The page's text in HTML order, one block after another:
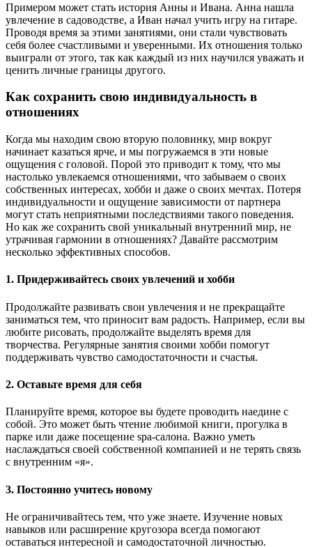
Примером может стать история Анны и Ивана. Анна нашла
увлечение в садоводстве, а Иван начал учить игру на гитаре.
Проводя время за этими занятиями, они стали чувствовать
себя более счастливыми и уверенными. Их отношения только
выиграли от этого, так как каждый из них научился уважать и
ценить личные границы другого.
Как сохранить свою индивидуальность в
отношениях
Когда мы находим свою вторую половинку, мир вокруг
начинает казаться ярче, и мы погружаемся в эти новые
ощущения с головой. Порой это приводит к тому, что мы
настолько увлекаемся отношениями, что забываем о своих
собственных интересах, хобби и даже о своих мечтах. Потеря
индивидуальности и ощущение зависимости от партнера
могут стать неприятными последствиями такого поведения.
Но как же сохранить свой уникальный внутренний мир, не
утрачивая гармонии в отношениях? Давайте рассмотрим
несколько эффективных способов.
1. Придерживайтесь своих увлечений и хобби
Продолжайте развивать свои увлечения и не прекращайте
заниматься тем, что приносит вам радость. Например, если вы
любите рисовать, продолжайте выделять время для
творчества. Регулярные занятия своими хобби помогут
поддерживать чувство самодостаточности и счастья.
2. Оставьте время для себя
Планируйте время, которое вы будете проводить наедине с
собой. Это может быть чтение любимой книги, прогулка в
парке или даже посещение spa-салона. Важно уметь
наслаждаться своей собственной компанией и не терять связь
с внутренним «я».
3. Постоянно учитесь новому
Не ограничивайтесь тем, что уже знаете. Изучение новых
навыков или расширение кругозора всегда помогают
оставаться интересной и самодостаточной личностью.